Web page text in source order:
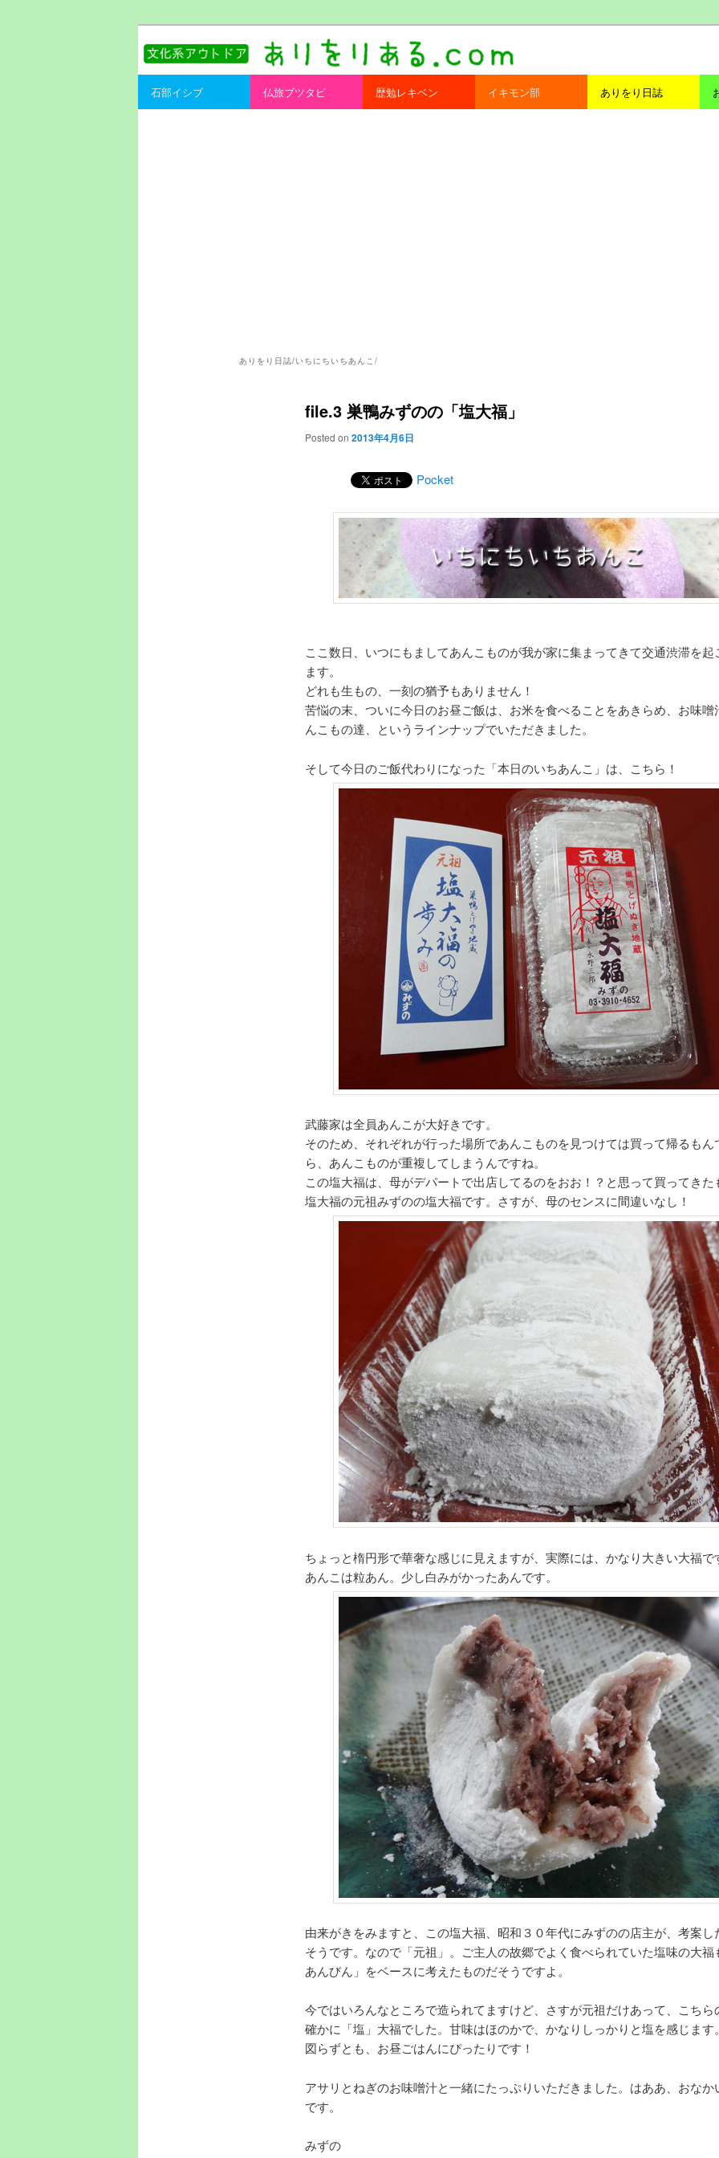
ありをりある.com
書を持ってそとへ出よう。
Main menu
Skip to primary content
Skip to secondary content
石部イシブ 仏旅ブツタビ 歴勉レキベン イキモン部 ありをり日誌
ありをり日誌/いちにちいちあんこ/
file.3 巣鴨みずのの「塩大福」
Posted on 2013年4月6日
Pocket
ここ数日、いつにもましてあんこものが我が家に集まってきて交通渋滞を起
ます。
どれも生もの、一刻の猶予もありません！
苦悩の末、ついに今日のお昼ご飯は、お米を食べることをあきらめ、お味噌
んこもの達、というラインナップでいただきました。
そして今日のご飯代わりになった「本日のいちあんこ」は、こちら！
武藤家は全員あんこが大好きです。
そのため、それぞれが行った場所であんこものを見つけては買って帰るもん
ら、あんこものが重複してしまうんですね。
この塩大福は、母がデパートで出店してるのをおお！？と思って買ってきた
塩大福の元祖みずのの塩大福です。さすが、母のセンスに間違いなし！
ちょっと楕円形で華奢な感じに見えますが、実際には、かなり大きい大福で
あんこは粒あん。少し白みがかったあんです。
由来がきをみますと、この塩大福、昭和３０年代にみずのの店主が、考案し
そうです。なので「元祖」。ご主人の故郷でよく食べられていた塩味の大福
あんびん」をベースに考えたものだそうですよ。
今ではいろんなところで造られてますけど、さすが元祖だけあって、こちら
確かに「塩」大福でした。甘味はほのかで、かなりしっかりと塩を感じます
図らずとも、お昼ごはんにぴったりです！
アサリとねぎのお味噌汁と一緒にたっぷりいただきました。はああ、おなか
です。
みずの